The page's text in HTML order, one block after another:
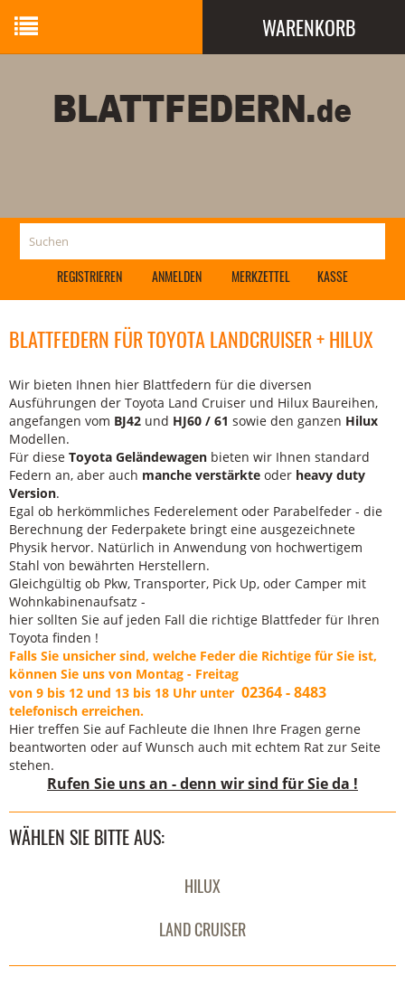
WARENKORB
REGISTRIEREN ANMELDEN MERKZETTEL KASSE
BLATTFEDERN FÜR TOYOTA LANDCRUISER + HILUX
Wir bieten Ihnen hier Blattfedern für die diversen
Ausführungen der Toyota Land Cruiser und Hilux Baureihen,
angefangen vom BJ42 und HJ60 / 61 sowie den ganzen Hilux
Modellen.
Für diese Toyota Geländewagen bieten wir Ihnen standard
Federn an, aber auch manche verstärkte oder heavy duty
Version.
Egal ob herkömmliches Federelement oder Parabelfeder - die
Berechnung der Federpakete bringt eine ausgezeichnete
Physik hervor. Natürlich in Anwendung von hochwertigem
Stahl von bewährten Herstellern.
Gleichgültig ob Pkw, Transporter, Pick Up, oder Camper mit
Wohnkabinenaufsatz -
hier sollten Sie auf jeden Fall die richtige Blattfeder für Ihren
Toyota finden !
Falls Sie unsicher sind, welche Feder die Richtige für Sie ist,
können Sie uns von Montag - Freitag
von 9 bis 12 und 13 bis 18 Uhr unter 02364 - 8483
telefonisch erreichen.
Hier treffen Sie auf Fachleute die Ihnen Ihre Fragen gerne
beantworten oder auf Wunsch auch mit echtem Rat zur Seite
stehen.
Rufen Sie uns an - denn wir sind für Sie da !
WÄHLEN SIE BITTE AUS:
HILUX
LAND CRUISER